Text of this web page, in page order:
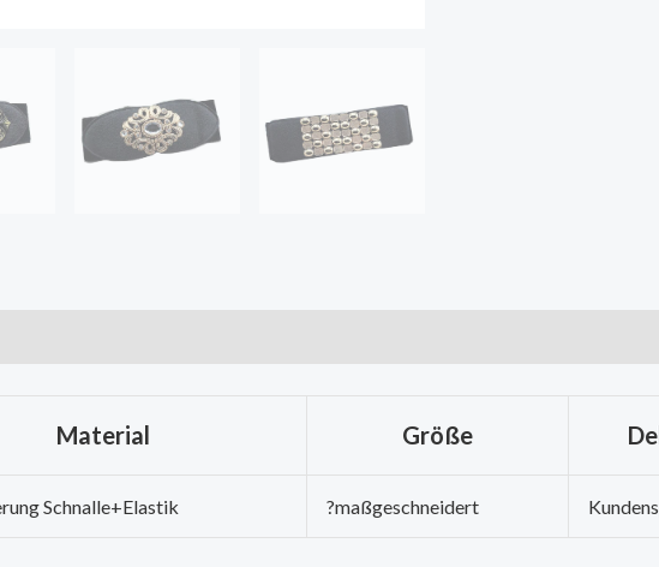
Material Größe
Schnalle+Elastik ?maßgeschneidert